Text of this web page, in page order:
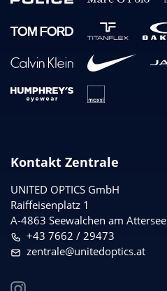
Kontakt Zentrale
UNITED OPTICS GmbH
Raiffeisenplatz 1
A-4863 Seewalchen am Attersee
+43 7662 / 29473
zentrale@unitedoptics.at